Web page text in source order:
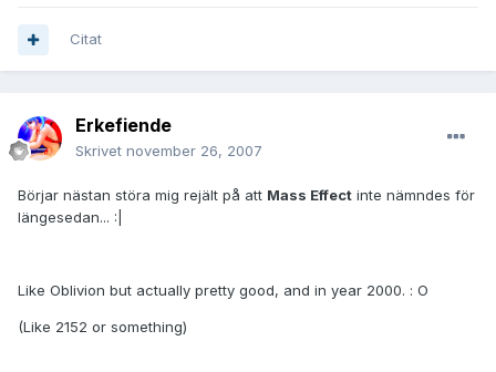
Citat
Erkefiende
Skrivet november 26, 2007
Börjar nästan störa mig rejält på att Mass Effect inte nämndes för
längesedan... :|
Like Oblivion but actually pretty good, and in year 2000. : O
(Like 2152 or something)